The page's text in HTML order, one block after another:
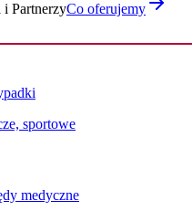
PartnerzyCo oferujemy
sportowe
medyczne